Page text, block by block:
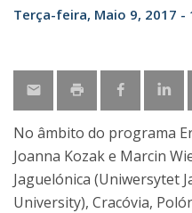
Terça-feira, Maio 9, 2017 -
No âmbito do programa
Joanna Kozak e Marcin
Jaguelónica (Uniwersytet
University), Cracóvia,